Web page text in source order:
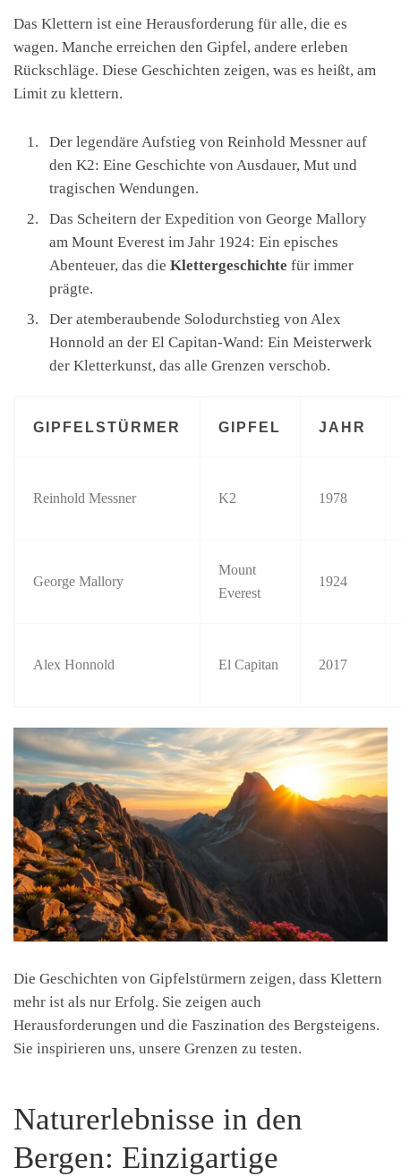
Das Klettern ist eine Herausforderung für alle, die es
wagen. Manche erreichen den Gipfel, andere erleben
Rückschläge. Diese Geschichten zeigen, was es heißt, am
Limit zu klettern.
Der legendäre Aufstieg von Reinhold Messner auf
den K2: Eine Geschichte von Ausdauer, Mut und
tragischen Wendungen.
Das Scheitern der Expedition von George Mallory
am Mount Everest im Jahr 1924: Ein episches
Abenteuer, das die Klettergeschichte für immer
prägte.
Der atemberaubende Solodurchstieg von Alex
Honnold an der El Capitan-Wand: Ein Meisterwerk
der Kletterkunst, das alle Grenzen verschob.
GIPFELSTÜRMER GIPFEL JAHR
Reinhold Messner K2 1978
George Mallory
Mount
Everest
1924
Alex Honnold El Capitan 2017
Die Geschichten von Gipfelstürmern zeigen, dass Klettern
mehr ist als nur Erfolg. Sie zeigen auch
Herausforderungen und die Faszination des Bergsteigens.
Sie inspirieren uns, unsere Grenzen zu testen.
Naturerlebnisse in den
Bergen: Einzigartige